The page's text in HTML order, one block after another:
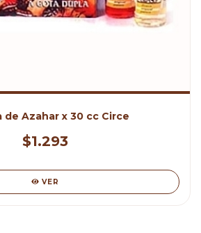
de Azahar x 30 cc Circe
$1.293
VER